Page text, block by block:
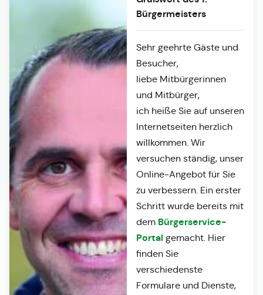
Bürgermeisters
Sehr geehrte Gäste und
Besucher,
liebe Mitbürgerinnen
und Mitbürger,
ich heiße Sie auf unseren
Internetseiten herzlich
willkommen. Wir
versuchen ständig, unser
Online-Angebot für Sie
zu verbessern. Ein erster
Schritt wurde bereits mit
dem Bürgerservice-
Portalgemacht. Hier
finden Sie
verschiedenste
Formulare und Dienste,